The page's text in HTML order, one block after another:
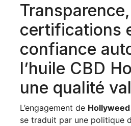
Transparence,
certifications
confiance
l’huile CBD
une qualité
L’engagement de Hollyweed
se traduit par une politique